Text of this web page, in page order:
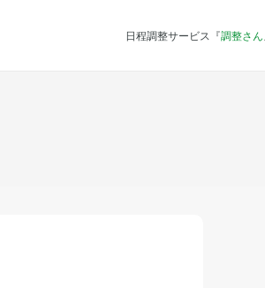
日程調整サービス『調整さん